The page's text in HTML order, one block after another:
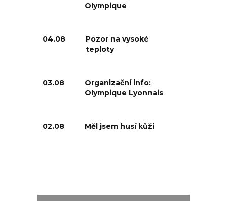
Olympique
04.08
Pozor na vysoké
teploty
03.08
Organizační info:
Olympique Lyonnais
02.08 Měl jsem husí kůži